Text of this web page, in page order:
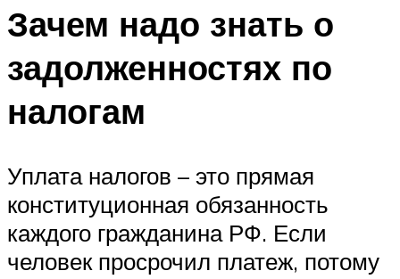
Зачем надо знать о
задолженностях по
налогам
Уплата налогов – это прямая
конституционная обязанность
каждого гражданина РФ. Если
человек просрочил платеж, потому